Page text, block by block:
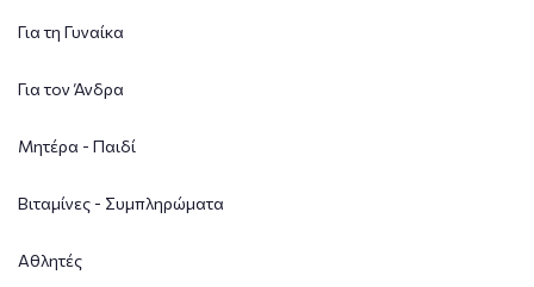
Για τη Γυναίκα
Για τον Άνδρα
Μητέρα - Παιδί
Βιταμίνες - Συμπληρώματα
Αθλητές